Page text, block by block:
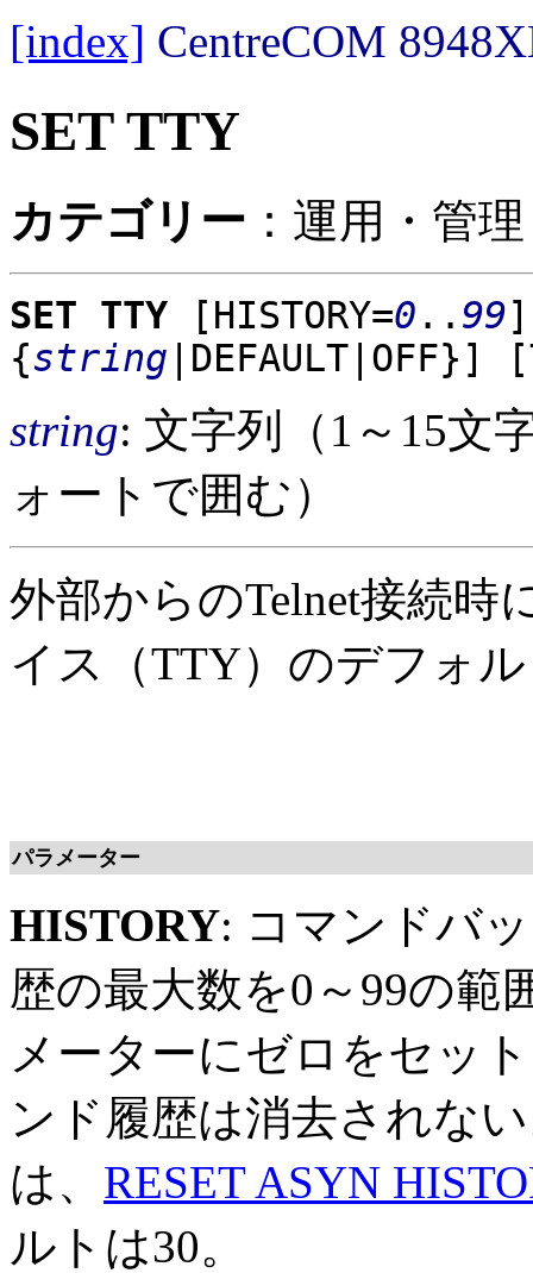
[index] CentreCOM
SET TTY
カテゴリー ：運用・管
SET TTY [HISTORY=0 .. 99]
{string |DEFAULT|OFF}]
string: 文字列（1～15文
ォートで囲む）
外部からのTelnet接続時
イス（TTY）のデフォ
パラメーター
HISTORY: コマンドバ
歴の最大数を0～99の範
メーターにゼロをセッ
ンド履歴は消去されな
は、 RESET ASYN
ルトは30。